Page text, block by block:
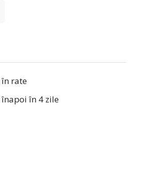
rate
în 4 zile